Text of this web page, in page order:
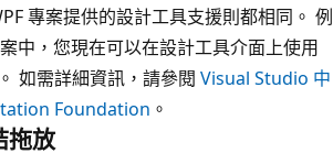
專案提供的設計工具支援則都相同。 例
中，您現在可以在設計工具介面上使用
如需詳細資訊，請參閱 Visual Studio 中
Foundation 。
拖放